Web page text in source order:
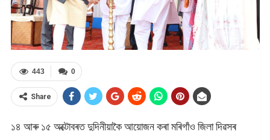
0
443
Share
১৪ আৰু ১৫ অক্টোবৰত দুদিনীয়াকৈ আয়োজন কৰা মৰিগাঁও জিলা দিৱসৰ